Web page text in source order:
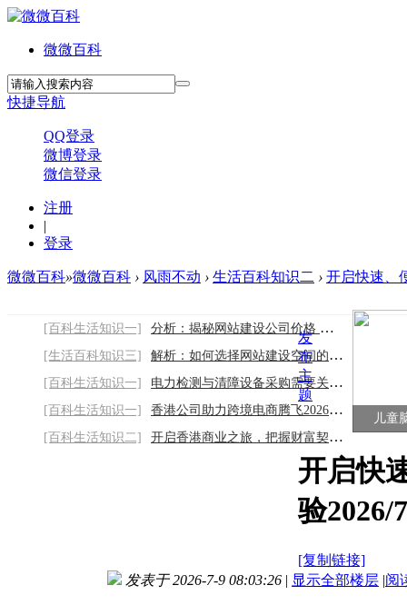
微微百科
快捷导航
QQ登录
微博登录
微信登录
注册
|
登录
微微百科»微微百科 › 风雨不动 › 生活百科知识二 › 开启快速、
[百科生活知识一]
分析：揭秘网站建设公司价格 如何选择比较
[生活百科知识三]
解析：如何选择网站建设空间的大小
[百科生活知识一]
电力检测与清障设备采购需要关注哪些因素
[百科生活知识一]
香港公司助力跨境电商腾飞2026/8/7
[百科生活知识二]
开启香港商业之旅，把握财富契机2026/8/7
儿童
发
布
主
题
开启快
验2026/
[复制链接]
发表于 2026-7-9 08:03:26 | 显示全部楼层 |阅